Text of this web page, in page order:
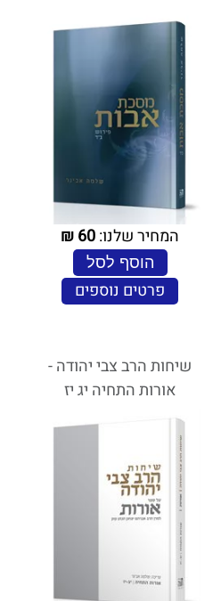
המחיר שלנו:60
₪
הוסף לסל
פרטים נוספים
שיחות הרב צבי יהודה -
אורות התחיה יג יז